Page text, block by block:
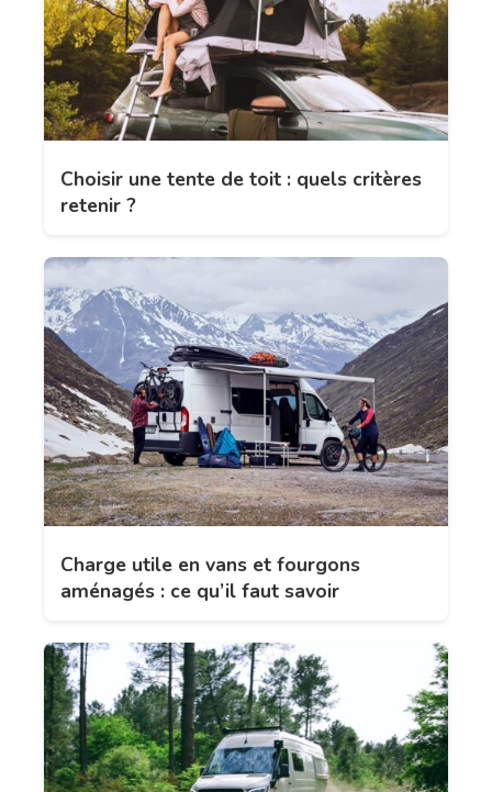
Choisir une tente de toit : quels critères
retenir ?
Charge utile en vans et fourgons
aménagés : ce qu’il faut savoir